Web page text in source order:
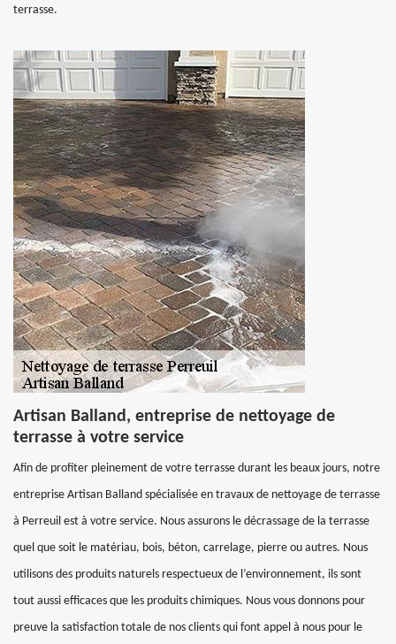
terrasse.
Artisan Balland, entreprise de nettoyage de
terrasse à votre service
Afin de profiter pleinement de votre terrasse durant les beaux jours, notre
entreprise Artisan Balland spécialisée en travaux de nettoyage de terrasse
à Perreuil est à votre service. Nous assurons le décrassage de la terrasse
quel que soit le matériau, bois, béton, carrelage, pierre ou autres. Nous
utilisons des produits naturels respectueux de l’environnement, ils sont
tout aussi efficaces que les produits chimiques. Nous vous donnons pour
preuve la satisfaction totale de nos clients qui font appel à nous pour le